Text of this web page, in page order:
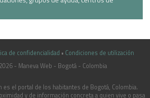
de confidencialidad • Condiciones de utilización
- Maneva Web - Bogotá - Colombia
casinoluck.ca
es el portal de los habitantes de Bogotá, Colombia.
y de información concreta a quien vive o pasa